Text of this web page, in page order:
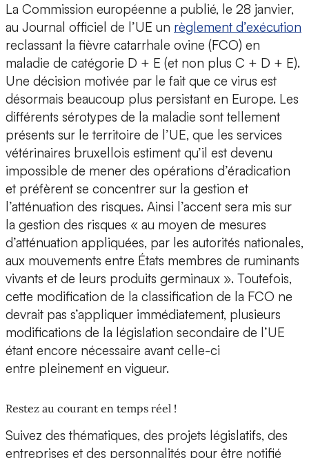
La Commission européenne a publié, le 28 janvier,
au Journal officiel de l’UE un règlement d’exécution
reclassant la fièvre catarrhale ovine (FCO) en
maladie de catégorie D + E (et non plus C + D + E).
Une décision motivée par le fait que ce virus est
désormais beaucoup plus persistant en Europe. Les
différents sérotypes de la maladie sont tellement
présents sur le territoire de l’UE, que les services
vétérinaires bruxellois estiment qu’il est devenu
impossible de mener des opérations d’éradication
et préfèrent se concentrer sur la gestion et
l’atténuation des risques. Ainsi l’accent sera mis sur
la gestion des risques « au moyen de mesures
d’atténuation appliquées, par les autorités nationales,
aux mouvements entre États membres de ruminants
vivants et de leurs produits germinaux ». Toutefois,
cette modification de la classification de la FCO ne
devrait pas s’appliquer immédiatement, plusieurs
modifications de la législation secondaire de l’UE
étant encore nécessaire avant celle-ci
entre pleinement en vigueur.
Restez au courant en temps réel !
Suivez des thématiques, des projets législatifs, des
entreprises et des personnalités pour être notifié